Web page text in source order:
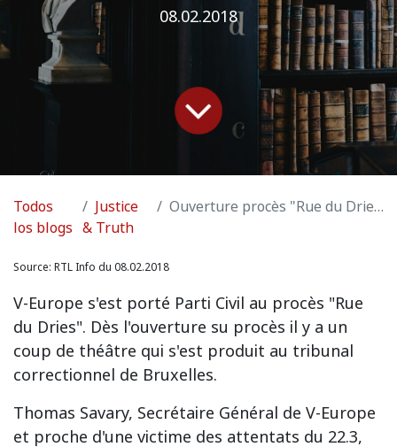
08.02.2018
Todos
los blogs
Justice
& Truth
Ouverture procès "Rue du Dries":Réaction de V-Europe
Source: RTL Info du 08.02.2018
V-Europe s'est porté Parti Civil au procès "Rue
du Dries". Dès l'ouverture su procès il y a un
coup de théâtre qui s'est produit au tribunal
correctionnel de Bruxelles.
Thomas Savary, Secrétaire Général de V-Europe
et proche d'une victime des attentats du 22.3,